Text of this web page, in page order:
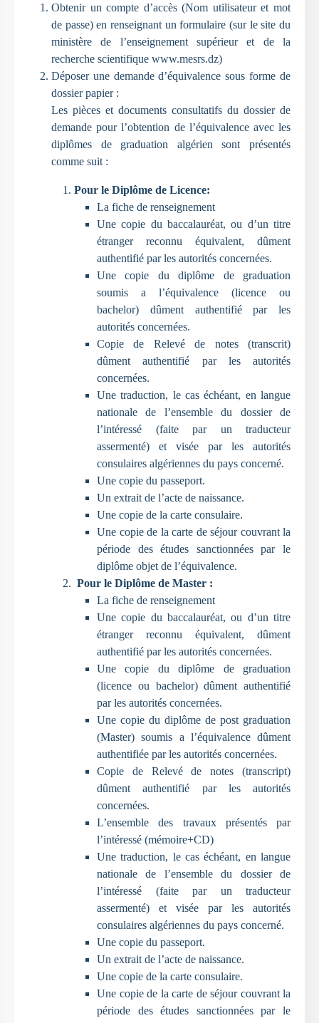
Obtenir un compte d’accès (Nom utilisateur et mot
de passe) en renseignant un formulaire (sur le site du
ministère de l’enseignement supérieur et de la
recherche scientifique www.mesrs.dz)
Déposer une demande d’équivalence sous forme de
dossier papier :
Les pièces et documents consultatifs du dossier de
demande pour l’obtention de l’équivalence avec les
diplômes de graduation algérien sont présentés
comme suit :
Pour le Diplôme de Licence:
La fiche de renseignement
Une copie du baccalauréat, ou d’un titre
étranger reconnu équivalent, dûment
authentifié par les autorités concernées.
Une copie du diplôme de graduation
soumis a l’équivalence (licence ou
bachelor) dûment authentifié par les
autorités concernées.
Copie de Relevé de notes (transcrit)
dûment authentifié par les autorités
concernées.
Une traduction, le cas échéant, en langue
nationale de l’ensemble du dossier de
l’intéressé (faite par un traducteur
assermenté) et visée par les autorités
consulaires algériennes du pays concerné.
Une copie du passeport.
Un extrait de l’acte de naissance.
Une copie de la carte consulaire.
Une copie de la carte de séjour couvrant la
période des études sanctionnées par le
diplôme objet de l’équivalence.
Pour le Diplôme de Master :
La fiche de renseignement
Une copie du baccalauréat, ou d’un titre
étranger reconnu équivalent, dûment
authentifié par les autorités concernées.
Une copie du diplôme de graduation
(licence ou bachelor) dûment authentifié
par les autorités concernées.
Une copie du diplôme de post graduation
(Master) soumis a l’équivalence dûment
authentifiée par les autorités concernées.
Copie de Relevé de notes (transcript)
dûment authentifié par les autorités
concernées.
L’ensemble des travaux présentés par
l’intéressé (mémoire+CD)
Une traduction, le cas échéant, en langue
nationale de l’ensemble du dossier de
l’intéressé (faite par un traducteur
assermenté) et visée par les autorités
consulaires algériennes du pays concerné.
Une copie du passeport.
Un extrait de l’acte de naissance.
Une copie de la carte consulaire.
Une copie de la carte de séjour couvrant la
période des études sanctionnées par le